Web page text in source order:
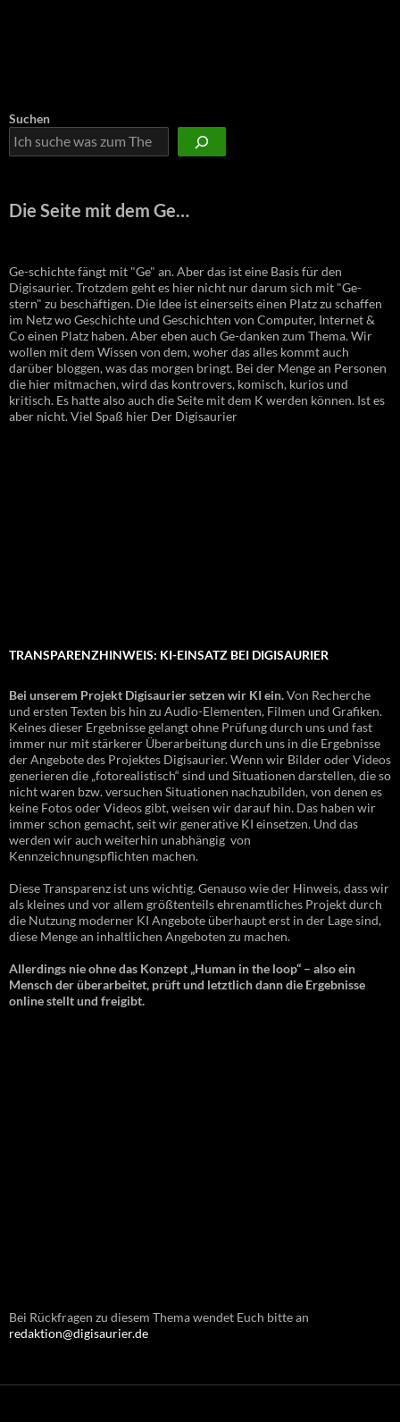
Suchen
Die Seite mit dem Ge…
Ge-schichte fängt mit "Ge" an. Aber das ist eine Basis für den
Digisaurier. Trotzdem geht es hier nicht nur darum sich mit "Ge-
stern" zu beschäftigen. Die Idee ist einerseits einen Platz zu schaffen
im Netz wo Geschichte und Geschichten von Computer, Internet &
Co einen Platz haben. Aber eben auch Ge-danken zum Thema. Wir
wollen mit dem Wissen von dem, woher das alles kommt auch
darüber bloggen, was das morgen bringt. Bei der Menge an Personen
die hier mitmachen, wird das kontrovers, komisch, kurios und
kritisch. Es hatte also auch die Seite mit dem K werden können. Ist es
aber nicht. Viel Spaß hier Der Digisaurier
TRANSPARENZHINWEIS: KI-EINSATZ BEI DIGISAURIER
Bei unserem Projekt Digisaurier setzen wir KI ein.Von Recherche
und ersten Texten bis hin zu Audio-Elementen, Filmen und Grafiken.
Keines dieser Ergebnisse gelangt ohne Prüfung durch uns und fast
immer nur mit stärkerer Überarbeitung durch uns in die Ergebnisse
der Angebote des Projektes Digisaurier. Wenn wir Bilder oder Videos
generieren die „fotorealistisch“ sind und Situationen darstellen, die so
nicht waren bzw. versuchen Situationen nachzubilden, von denen es
keine Fotos oder Videos gibt, weisen wir darauf hin. Das haben wir
immer schon gemacht, seit wir generative KI einsetzen. Und das
werden wir auch weiterhin unabhängig von
Kennzeichnungspflichten machen.
Diese Transparenz ist uns wichtig. Genauso wie der Hinweis, dass wir
als kleines und vor allem größtenteils ehrenamtliches Projekt durch
die Nutzung moderner KI Angebote überhaupt erst in der Lage sind,
diese Menge an inhaltlichen Angeboten zu machen.
Allerdings nie ohne das Konzept „Human in the loop“ – also ein
Mensch der überarbeitet, prüft und letztlich dann die Ergebnisse
online stellt und freigibt.
Bei Rückfragen zu diesem Thema wendet Euch bitte an
redaktion@digisaurier.de